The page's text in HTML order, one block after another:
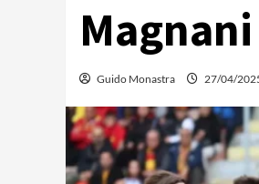
Guido Monastra 27/04/